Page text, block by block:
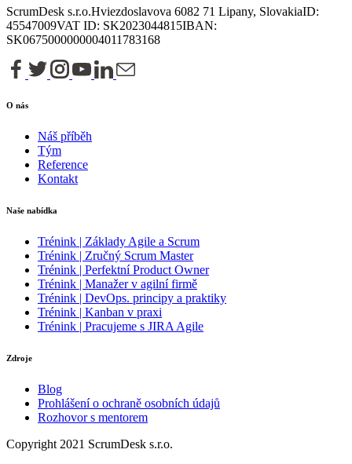
ScrumDesk s.r.o.Hviezdoslavova 6082 71 Lipany, SlovakiaID:
45547009VAT ID: SK2023044815IBAN:
SK0675000000004011783168
O nás
Náš příběh
Tým
Reference
Kontakt
Naše nabídka
Trénink | Základy Agile a Scrum
Trénink | Zručný Scrum Master
Trénink | Perfektní Product Owner
Trénink | Manažer v agilní firmě
Trénink | DevOps. principy a praktiky
Trénink | Kanban v praxi
Trénink | Pracujeme s JIRA Agile
Zdroje
Blog
Prohlášení o ochraně osobních údajů
Rozhovor s mentorem
Copyright 2021 ScrumDesk s.r.o.